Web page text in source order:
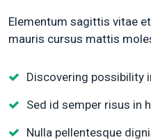
Elementum sagittis vitae
mauris cursus mattis
Discovering possibility
Sed id semper risus in
Nulla pellentesque